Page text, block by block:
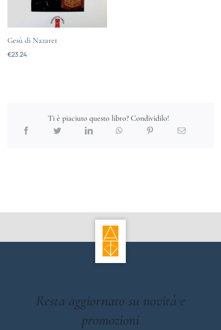
Gesù di Nazaret
€23.24
Ti è piaciuto questo libro? Condividilo!
Resta aggiornato su novità e
promozioni